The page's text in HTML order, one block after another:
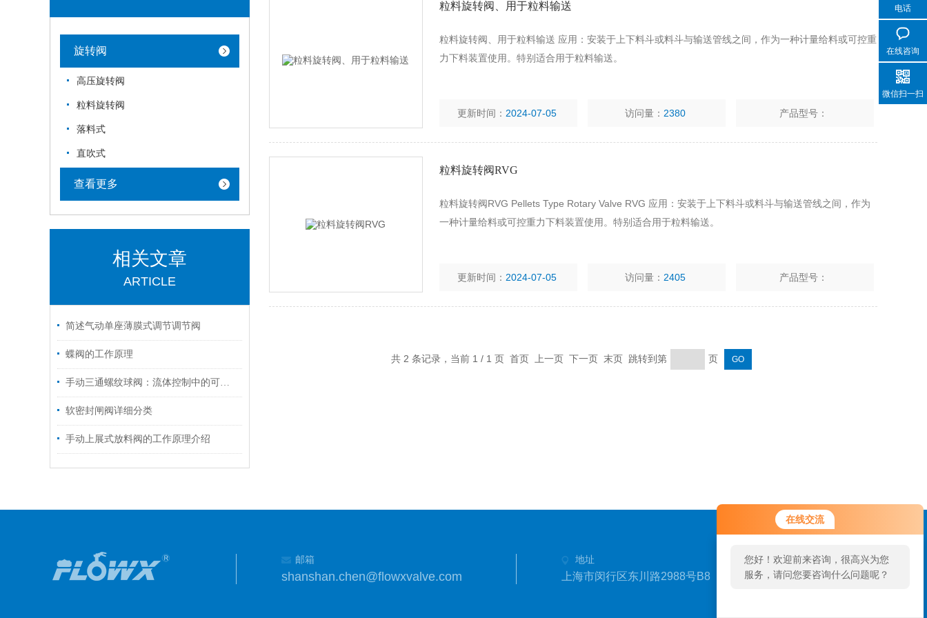
在线交流
您好！欢迎前来咨询，很高兴为您
服务，请问您要咨询什么问题呢？
旋转阀
高压旋转阀
粒料旋转阀
落料式
直吹式
查看更多
相关文章
ARTICLE
简述气动单座薄膜式调节调节阀
蝶阀的工作原理​
手动三通螺纹球阀：流体控制中的可靠枢纽
软密封闸阀详细分类
手动上展式放料阀的工作原理介绍
粒料旋转阀、用于粒料输送
粒料旋转阀、用于粒料输送 应用：安装于上下料斗或料斗与输送管线之间，作为一种计量给料或可控重
力下料装置使用。特别适合用于粒料输送。
更新时间： 2024-07-05 访问量： 2380 产品型号：
粒料旋转阀RVG
粒料旋转阀RVG Pellets Type Rotary Valve RVG 应用：安装于上下料斗或料斗与输送管线之间，作为
一种计量给料或可控重力下料装置使用。特别适合用于粒料输送。
更新时间： 2024-07-05 访问量： 2405 产品型号：
共 2 条记录，当前 1 / 1 页 首页 上一页 下一页 末页 跳转到第 页
邮箱
shanshan.chen@flowxvalve.com
地址
上海市闵行区东川路2988号B8
电话
在线咨询
微信扫一扫